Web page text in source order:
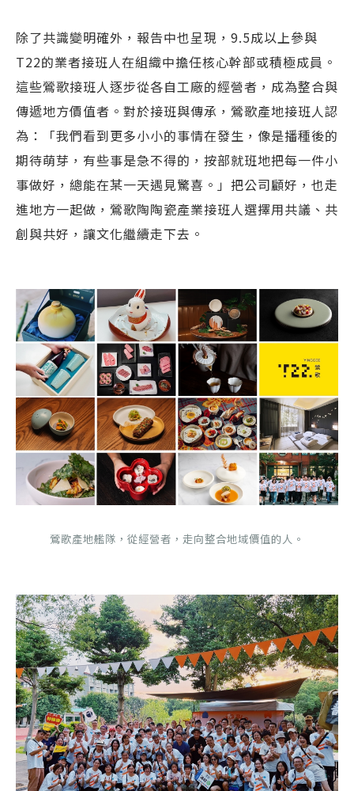
除了共識變明確外，報告中也呈現，9.5成以上參與
T22的業者接班人在組織中擔任核心幹部或積極成員。
這些鶯歌接班人逐步從各自工廠的經營者，成為整合與
傳遞地方價值者。對於接班與傳承，鶯歌產地接班人認
為：「我們看到更多小小的事情在發生，像是播種後的
期待萌芽，有些事是急不得的，按部就班地把每一件小
事做好，總能在某一天遇見驚喜。」把公司顧好，也走
進地方一起做，鶯歌陶陶瓷產業接班人選擇用共議、共
創與共好，讓文化繼續走下去。
鶯歌產地艦隊，從經營者，走向整合地域價值的人。